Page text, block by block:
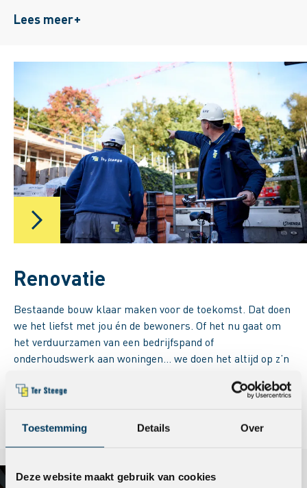
Toestemming Details Over
Deze website maakt gebruik van cookies
Lees meer+
Renovatie
Bestaande bouw klaar maken voor de toekomst. Dat doen
we het liefst met jou én de bewoners. Of het nu gaat om
het verduurzamen van een bedrijfspand of
onderhoudswerk aan woningen… we doen het altijd op z’n
belangrijk als de techniek.
Lees meer+